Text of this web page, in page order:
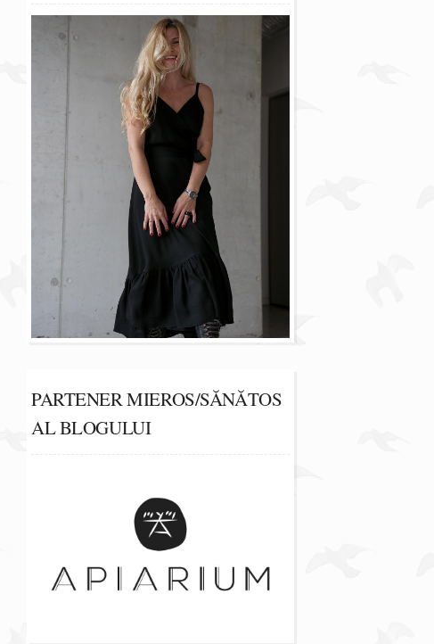
PARTENER MIEROS/SĂNĂTOS
AL BLOGULUI